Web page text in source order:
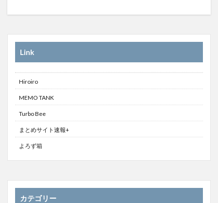
Link
Hiroiro
MEMO TANK
Turbo Bee
まとめサイト速報+
よろず箱
カテゴリー